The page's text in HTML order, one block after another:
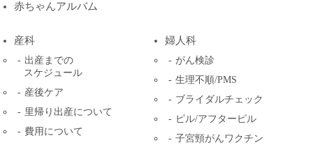
赤ちゃんアルバム
産科
出産までの
スケジュール
産後ケア
里帰り出産について
費用について
婦人科
がん検診
生理不順/PMS
ブライダルチェック
ピル/アフターピル
子宮頸がんワクチン